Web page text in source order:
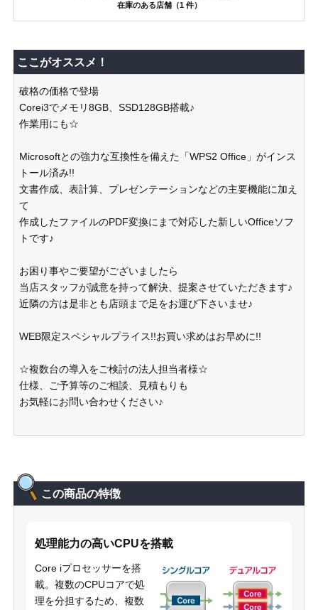
在庫のある店舗（1 件）
ここがオススメ！
破格の価格で登場
Corei3でメモリ8GB、SSD128GB搭載♪
作業用にも☆
Microsoftとの強力な互換性を備えた「WPS2 Office」がインス
トール済み!!
文書作成、表計算、プレゼンテーションなどの主要機能に加え
て
作成したファイルのPDF変換にまで対応した新しいOfficeソフ
トです♪
お困り事やご要望がございましたら
当店スタッフが誠意を持って解決、提案させていただきます♪
近隣の方は是非とも店頭まで足をお運び下さいませ♪
WEB限定スペシャルプライス!!お買い求めはお早めに!!
☆複数台の導入をご検討の法人担当者様☆
仕様、ご予算等のご相談、見積もりも
お気軽にお問い合わせください♪
この商品の特徴
処理能力の高いCPUを搭載
Core iプロセッサーを搭
載。複数のCPUコアで処
理を分担するため、複数